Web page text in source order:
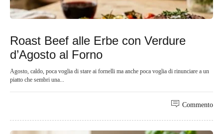
Roast Beef alle Erbe con Verdure
d’Agosto al Forno
Agosto, caldo, poca voglia di stare ai fornelli ma anche poca voglia di rinunciare a un
piatto che sembri una...
Commento